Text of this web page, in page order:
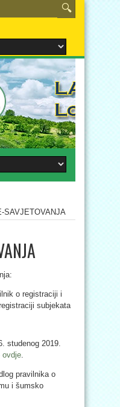
SAVJETOVANJA
o registraciji i
subjekata
studenog 2019.
ovdje.
pravilnika o
i šumsko